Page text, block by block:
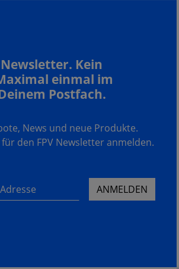
Newsletter. Kein
einmal im
Postfach.
News und neue Produkte.
den FPV Newsletter anmelden.
ANMELDEN